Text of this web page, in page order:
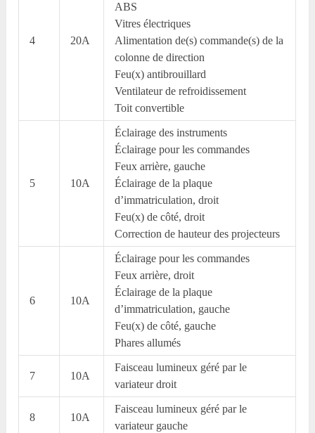
4 20A
ABS
Vitres électriques
Alimentation de(s) commande(s) de la
colonne de direction
Feu(x) antibrouillard
Ventilateur de refroidissement
Toit convertible
5 10A
Éclairage des instruments
Éclairage pour les commandes
Feux arrière, gauche
Éclairage de la plaque
d’immatriculation, droit
Feu(x) de côté, droit
Correction de hauteur des projecteurs
6 10A
Éclairage pour les commandes
Feux arrière, droit
Éclairage de la plaque
d’immatriculation, gauche
Feu(x) de côté, gauche
Phares allumés
7 10A
Faisceau lumineux géré par le
variateur droit
8 10A
Faisceau lumineux géré par le
variateur gauche